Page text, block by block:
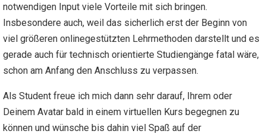
notwendigen Input viele Vorteile mit sich bringen.
Insbesondere auch, weil das sicherlich erst der Beginn von
viel größeren onlinegestützten Lehrmethoden darstellt und es
gerade auch für technisch orientierte Studiengänge fatal wäre,
schon am Anfang den Anschluss zu verpassen.
Als Student freue ich mich dann sehr darauf, Ihrem oder
Deinem Avatar bald in einem virtuellen Kurs begegnen zu
können und wünsche bis dahin viel Spaß auf der